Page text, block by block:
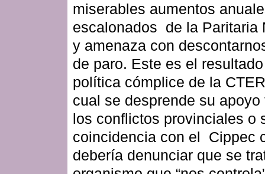
miserables aumentos
escalonados de la Paritaria
y amenaza con
de paro. Este es el
política cómplice de la
cual se desprende su apoyo
los conflictos provinciales o
coincidencia con el Cippec
debería denunciar que se